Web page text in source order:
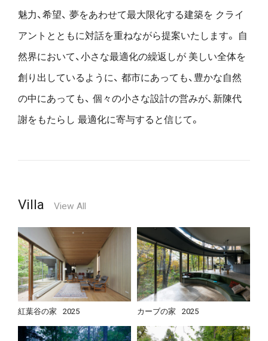
魅力、希望、 夢をあわせて最大限化する建築を クライ
アントとともに対話を重ねながら提案いたします。
自
然界において、小さな最適化の繰返しが 美しい全体を
創り出しているように、 都市にあっても、豊かな自然
の中にあっても、 個々の小さな設計の営みが、新陳代
謝をもたらし 最適化に寄与すると信じて。
Villa View All
紅葉谷の家 2025 カーブの家 2025